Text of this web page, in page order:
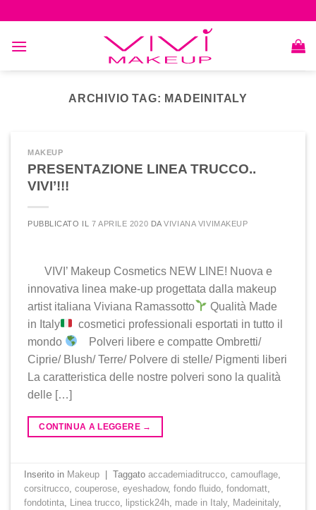
content
ARCHIVIO TAG: MADEINITALY
MAKEUP
PRESENTAZIONE LINEA TRUCCO..
VIVI’!!!
PUBBLICATO IL 7 APRILE 2020 DAVIVIANA VIVIMAKEUP
VIVI’ Makeup Cosmetics NEW LINE! Nuova e
innovativa linea make-up progettata dalla makeup
artist italiana Viviana Ramassotto
Qualità Made
in Italy
cosmetici professionali esportati in tutto il
mondo
Polveri libere e compatte Ombretti/
Ciprie/ Blush/ Terre/ Polvere di stelle/ Pigmenti liberi
La caratteristica delle nostre polveri sono la qualità
delle […]
CONTINUA A LEGGERE →
Inserito in Makeup Taggatoaccademiaditrucco ,camouflage
corsitrucco ,couperose ,eyeshadow,fondo fluido ,fondomatt
fondotinta
Linea trucco lipstick24h made in Italy, Madeinitaly,